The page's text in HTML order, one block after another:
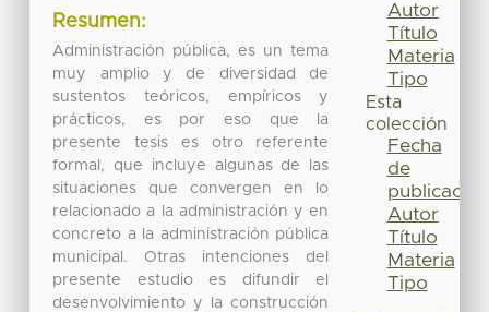
Resumen:
Administración pública, es un tema
muy amplio y de diversidad de
sustentos teóricos, empíricos y
prácticos, es por eso que la
presente tesis es otro referente
formal, que incluye algunas de las
situaciones que convergen en lo
relacionado a la administración y en
concreto a la administración pública
municipal. Otras intenciones del
presente estudio es difundir el
desenvolvimiento y la construcción
Autor
Título
Materia
Tipo
Esta
colección
Fecha
de
publicación
Autor
Título
Materia
Tipo